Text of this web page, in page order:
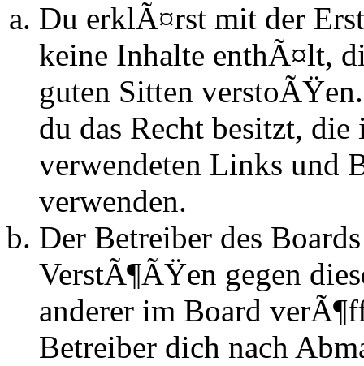
Du erklÃ¤rst mit der
keine Inhalte enthÃ¤lt,
guten Sitten
du das Recht besitzt,
verwendeten Links und
verwenden.
Der Betreiber des
VerstÃ¶ÃŸen gegen
anderer im Board
Betreiber dich nach